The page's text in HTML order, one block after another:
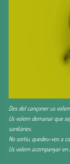
Des del cançoner us
Us volem demanar que
sanitàries.
No sortiu, quedeu-vos a
Us volem acompanyar